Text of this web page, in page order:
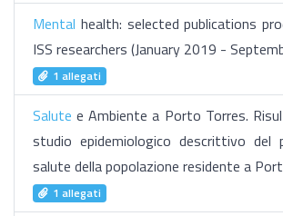
Mental health: selected publications
ISS researchers (January 2019 -
1 allegati
Salute e Ambiente a Porto Torres.
studio epidemiologico descrittivo del
salute della popolazione residente a
1 allegati